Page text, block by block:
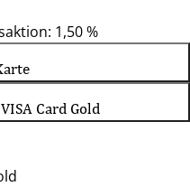
1,50 %
Card Gold